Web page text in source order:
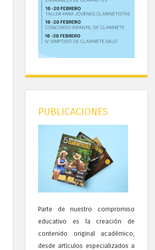
PUBLICACIONES
Parte de nuestro compromiso
educativo es la creación de
contenido original académico,
desde artículos especializados a